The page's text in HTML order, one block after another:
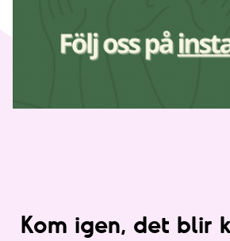
Kom igen, det blir